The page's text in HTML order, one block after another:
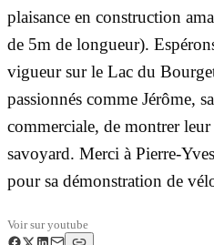
plaisance en construction
de 5m de longueur).
vigueur sur le Lac du
passionnés comme Jérôme,
commerciale, de montrer
savoyard. Merci à Pierre-
pour sa démonstration de
Voir suryoutube